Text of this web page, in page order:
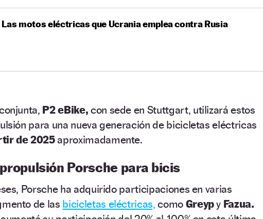
Las motos eléctricas que Ucrania emplea contra Rusia
P2 eBike, con sede en Stuttgart, utilizará estos
para una nueva generación de bicicletas eléctricas
de 2025aproximadamente.
Porsche para bicis
Porsche ha adquirido participaciones en varias
de las bicicletas eléctricas, como Greypy Fazua.